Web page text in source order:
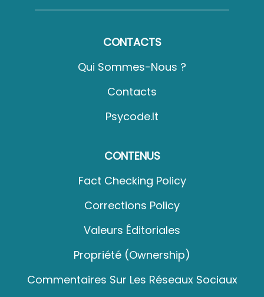
CONTACTS
Qui Sommes-Nous ?
Contacts
Psycode.it
CONTENUS
Fact Checking Policy
Corrections Policy
Valeurs Éditoriales
Propriété (Ownership)
Commentaires Sur Les Réseaux Sociaux